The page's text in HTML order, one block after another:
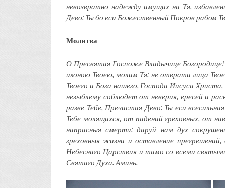
невозвратно надежду имущих на Тя,
Дево: Ты бо еси Божественный Покров рабом
Молитва
О Пресвятая Госпоже Владычице
иконою Твоею, молим Тя: не отврати лица
Твоего и Бога нашего, Господа Иисуса
незыблему соблюдет от неверия, ересей и
разве Тебе, Пречистая Дево: Ты еси
Тебе молящихся, от падений греховных, от
напрасныя смерти: даруй нам дух
греховныя жизни и оставление
Небеснаго Царствия и тамо со всеми
Святаго Духа. Аминь.